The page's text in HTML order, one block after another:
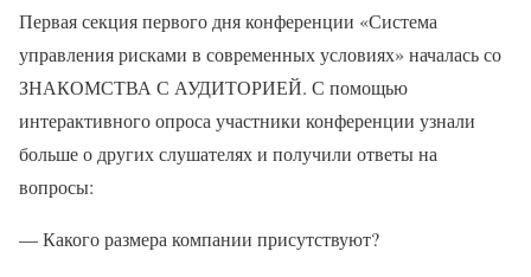
Первая секция первого дня конференции «Система
управления рисками в современных условиях» началась со
ЗНАКОМСТВА С АУДИТОРИЕЙ. С помощью
интерактивного опроса участники конференции узнали
больше о других слушателях и получили ответы на
вопросы:
— Какого размера компании присутствуют?